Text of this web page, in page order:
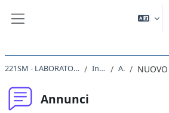
221SM - LABORATORIO DI BIOLOGIA CELLULARE 2020 Introduzione Annunci
Annunci